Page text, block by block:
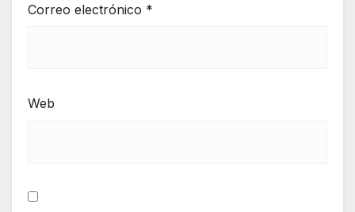
Correo electrónico *
Web